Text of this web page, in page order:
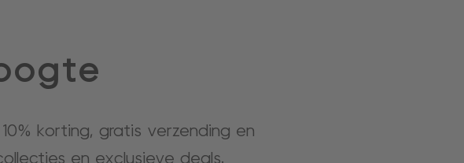
korting, gratis verzending en
en exclusieve deals.